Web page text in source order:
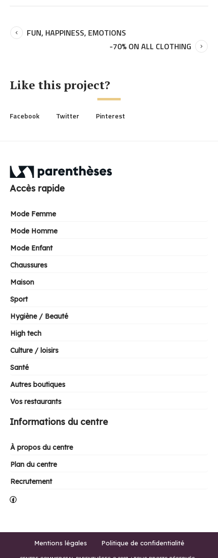
FUN, HAPPINESS, EMOTIONS
-70% ON ALL CLOTHING
Like this project?
Facebook Twitter Pinterest
Accès rapide
Mode Femme
Mode Homme
Mode Enfant
Chaussures
Maison
Sport
Hygiène / Beauté
High tech
Culture / loisirs
Santé
Autres boutiques
Vos restaurants
Informations du centre
À propos du centre
Plan du centre
Recrutement
Facebook
Mentions légales Politique de confidentialité